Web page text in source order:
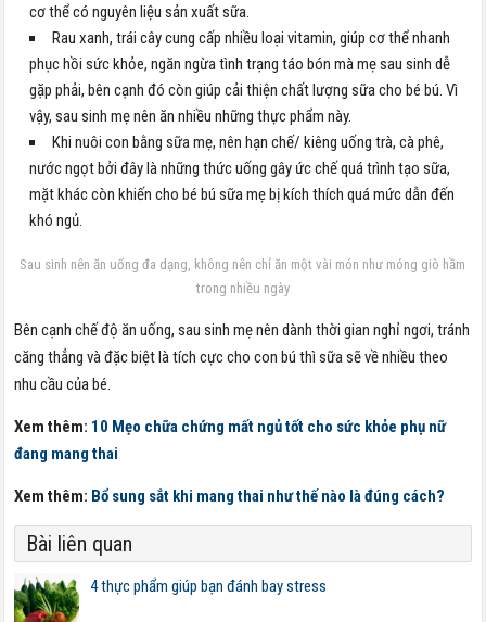
cơ thể có nguyên liệu sản xuất sữa.
Rau xanh, trái cây cung cấp nhiều loại vitamin, giúp cơ thể nhanh
phục hồi sức khỏe, ngăn ngừa tình trạng táo bón mà mẹ sau sinh dễ
gặp phải, bên cạnh đó còn giúp cải thiện chất lượng sữa cho bé bú. Vì
vậy, sau sinh mẹ nên ăn nhiều những thực phẩm này.
Khi nuôi con bằng sữa mẹ, nên hạn chế/ kiêng uống trà, cà phê,
nước ngọt bởi đây là những thức uống gây ức chế quá trình tạo sữa,
mặt khác còn khiến cho bé bú sữa mẹ bị kích thích quá mức dẫn đến
khó ngủ.
Sau sinh nên ăn uống đa dạng, không nên chỉ ăn một vài món như móng giò hầm
trong nhiều ngày
Bên cạnh chế độ ăn uống, sau sinh mẹ nên dành thời gian nghỉ ngơi, tránh
căng thẳng và đặc biệt là tích cực cho con bú thì sữa sẽ về nhiều theo
nhu cầu của bé.
Xem thêm: 10 Mẹo chữa chứng mất ngủ tốt cho sức khỏe phụ nữ
đang mang thai
Xem thêm: Bổ sung sắt khi mang thai như thế nào là đúng cách?
Bài liên quan
4 thực phẩm giúp bạn đánh bay stress